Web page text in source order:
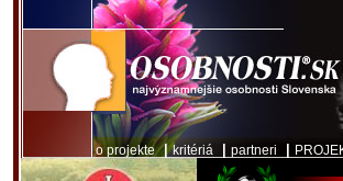
o projekte|kritériá partneri